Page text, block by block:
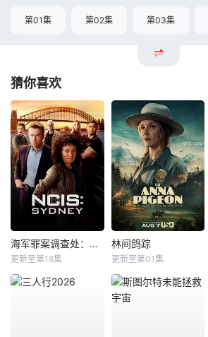
第01集 第02集 第03集
猜你喜欢
海军罪案调查处：悉尼第三季
更新至第18集
林间鸽踪
更新至第01集